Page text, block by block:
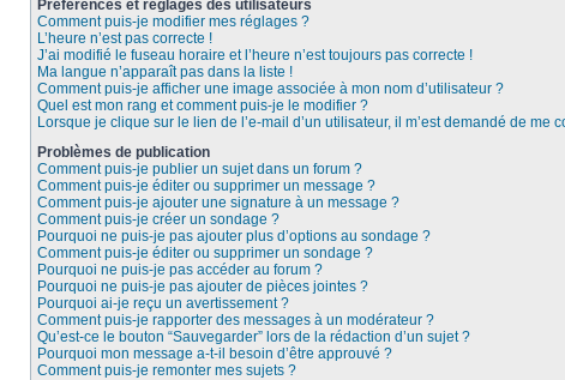
Préférences et réglages des utilisateurs
Comment puis-je modifier mes réglages ?
L’heure n’est pas correcte !
J’ai modifié le fuseau horaire et l’heure n’est toujours pas correcte !
Ma langue n’apparaît pas dans la liste !
Comment puis-je afficher une image associée à mon nom d’utilisateur ?
Quel est mon rang et comment puis-je le modifier ?
Lorsque je clique sur le lien de l’e-mail d’un utilisateur, il m’est demandé de me
Problèmes de publication
Comment puis-je publier un sujet dans un forum ?
Comment puis-je éditer ou supprimer un message ?
Comment puis-je ajouter une signature à un message ?
Comment puis-je créer un sondage ?
Pourquoi ne puis-je pas ajouter plus d’options au sondage ?
Comment puis-je éditer ou supprimer un sondage ?
Pourquoi ne puis-je pas accéder au forum ?
Pourquoi ne puis-je pas ajouter de pièces jointes ?
Pourquoi ai-je reçu un avertissement ?
Comment puis-je rapporter des messages à un modérateur ?
Qu’est-ce le bouton “Sauvegarder” lors de la rédaction d’un sujet ?
Pourquoi mon message a-t-il besoin d’être approuvé ?
Comment puis-je remonter mes sujets ?